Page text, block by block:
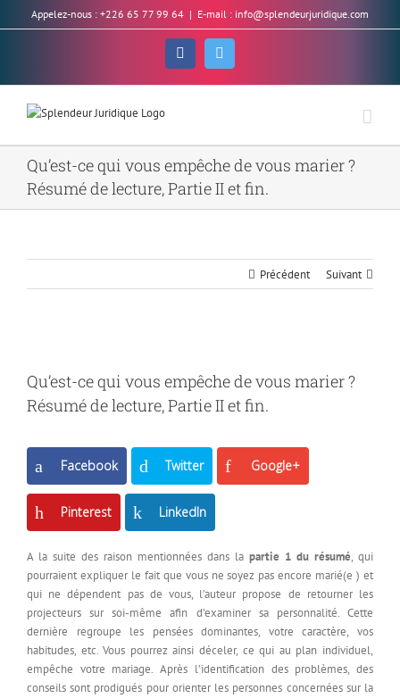
to
Appelez-nous : +226 65 77 99 64 | E-mail : info@splendeurjuridique.com
Facebook
Qu’est-ce qui vous empêche de vous marier ?
Résumé de lecture, Partie II et fin.
Précédent Suivant
agrandie
Qu’est-ce qui vous empêche de vous marier ?
Résumé de lecture, Partie II et fin.
Facebook Twitter Google+
Pinterest LinkedIn
A la suite des raison mentionnées dans la partie 1 du résumé, qui
pourraient expliquer le fait que vous ne soyez pas encore marié(e ) et
qui ne dépendent pas de vous, l’auteur propose de retourner les
projecteurs sur soi-même afin d’examiner sa personnalité. Cette
dernière regroupe les pensées dominantes, votre caractère, vos
habitudes, etc. Vous pourrez ainsi déceler, ce qui au plan individuel,
empêche votre mariage. Après l’identification des problèmes, des
conseils sont prodigués pour orienter les personnes concernées sur la